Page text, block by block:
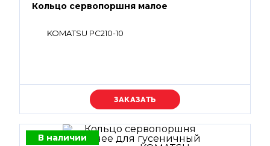
Кольцо сервопоршня малое
KOMATSU PC210-10
Уточняйте цену
В наличии